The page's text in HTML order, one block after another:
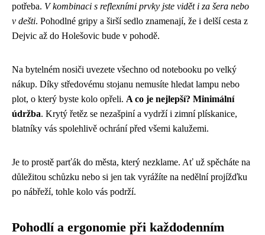
potřeba. V kombinaci s reflexními prvky jste vidět i za šera nebo
v dešti. Pohodlné gripy a širší sedlo znamenají, že i delší cesta z
Dejvic až do Holešovic bude v pohodě.
Na bytelném nosiči uvezete všechno od notebooku po velký
nákup. Díky středovému stojanu nemusíte hledat lampu nebo
plot, o který byste kolo opřeli. A co je nejlepší? Minimální
údržba. Krytý řetěz se nezašpiní a vydrží i zimní plískanice,
blatníky vás spolehlivě ochrání před všemi kalužemi.
Je to prostě parťák do města, který nezklame. Ať už spěcháte na
důležitou schůzku nebo si jen tak vyrážíte na nedělní projížďku
po nábřeží, tohle kolo vás podrží.
Pohodlí a ergonomie při každodenním